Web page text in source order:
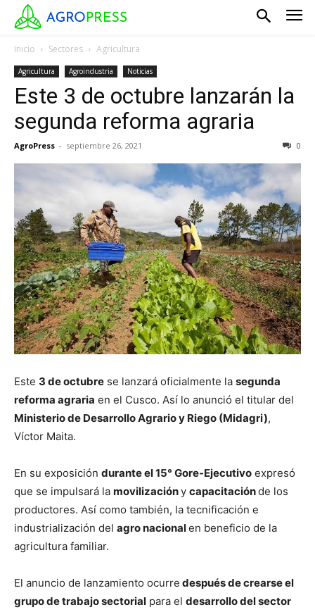
Inicio Sectores Agricultura
Agricultura Agroindustria Noticias
Este 3 de octubre lanzarán la
segunda reforma agraria
AgroPress - septiembre 26, 2021 0
Este 3 de octubre se lanzará oficialmente la segunda
reforma agraria en el Cusco. Así lo anunció el titular del
Ministerio de Desarrollo Agrario y Riego (Midagri),
Víctor Maita.
En su exposición durante el 15° Gore-Ejecutivo expresó
que se impulsará la movilizacióny capacitaciónde los
productores. Así como también, la tecnificación e
industrialización del agro nacionalen beneficio de la
agricultura familiar.
El anuncio de lanzamiento ocurre después de crearse el
grupo de trabajo sectorial para el desarrollo del sector